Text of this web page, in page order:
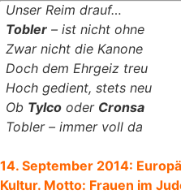
Unser Reim drauf…
Tobler– ist nicht ohne
Zwar nicht die Kanone
Doch dem Ehrgeiz treu
Hoch gedient, stets neu
Ob Tylcooder Cronsa
Tobler – immer voll da
14. September 2014:
Kultur. Motto: Frauen im